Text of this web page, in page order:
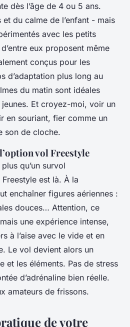
dès l’âge de 4 ou 5 ans.
du calme de l’enfant - mais
avec les petits
eux proposent même
conçus pour les
d’adaptation plus long au
du matin sont idéales
Et croyez-moi, voir un
en souriant, fier comme un
son de cloche.
vol Freestyle
qu’un survol
est là. À la
enchaîner figures aériennes :
douces… Attention, ce
une expérience intense,
à l’aise avec le vide et en
Le vol devient alors un
et les éléments. Pas de stress
d’adrénaline bien réelle.
amateurs de frissons.
de votre